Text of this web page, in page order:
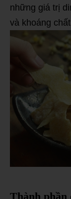
những giá trị
và khoáng
Thành